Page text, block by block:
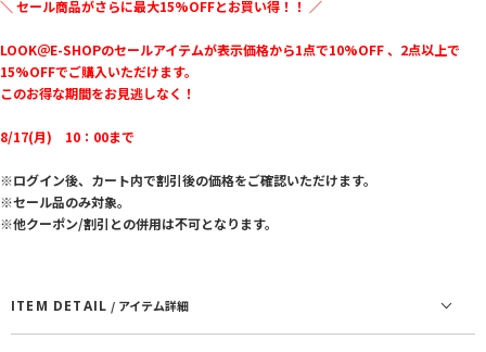
＼ セール商品がさらに最大15%OFFとお買い得！！ ／
LOOK＠E-SHOPのセールアイテムが表示価格から1点で10%OFF 、2点以上で
15%OFFでご購入いただけます。
このお得な期間をお見逃しなく！
8/17(月) 10：00まで
※ログイン後、カート内で割引後の価格をご確認いただけます。
※セール品のみ対象。
※他クーポン/割引との併用は不可となります。
ITEM DETAIL / アイテム詳細